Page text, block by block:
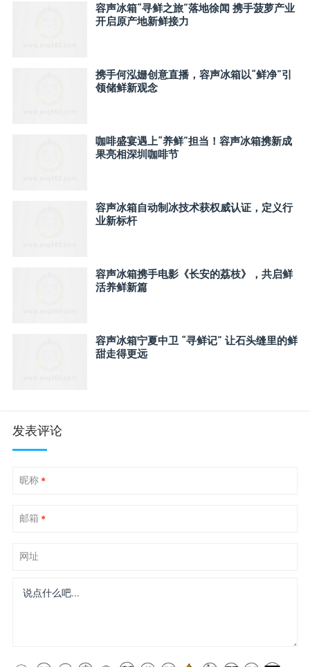
容声冰箱“寻鲜之旅”落地徐闻 携手菠萝产业
开启原产地新鲜接力
携手何泓姗创意直播，容声冰箱以“鲜净”引
领储鲜新观念
咖啡盛宴遇上“养鲜”担当！容声冰箱携新成
果亮相深圳咖啡节
容声冰箱自动制冰技术获权威认证，定义行
业新标杆
容声冰箱携手电影《长安的荔枝》，共启鲜
活养鲜新篇
容声冰箱宁夏中卫 “寻鲜记” 让石头缝里的鲜
甜走得更远​
发表评论
昵称 *
邮箱 *
网址